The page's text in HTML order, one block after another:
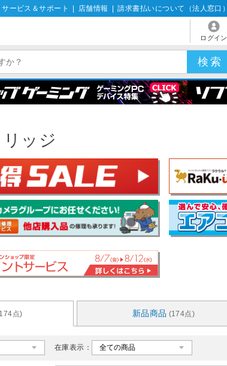
サービス＆サポート 店舗情報 請求書払いについて（法人窓口）
ログイン
ッジ
点) 新品商品 (174点)
在庫表示：